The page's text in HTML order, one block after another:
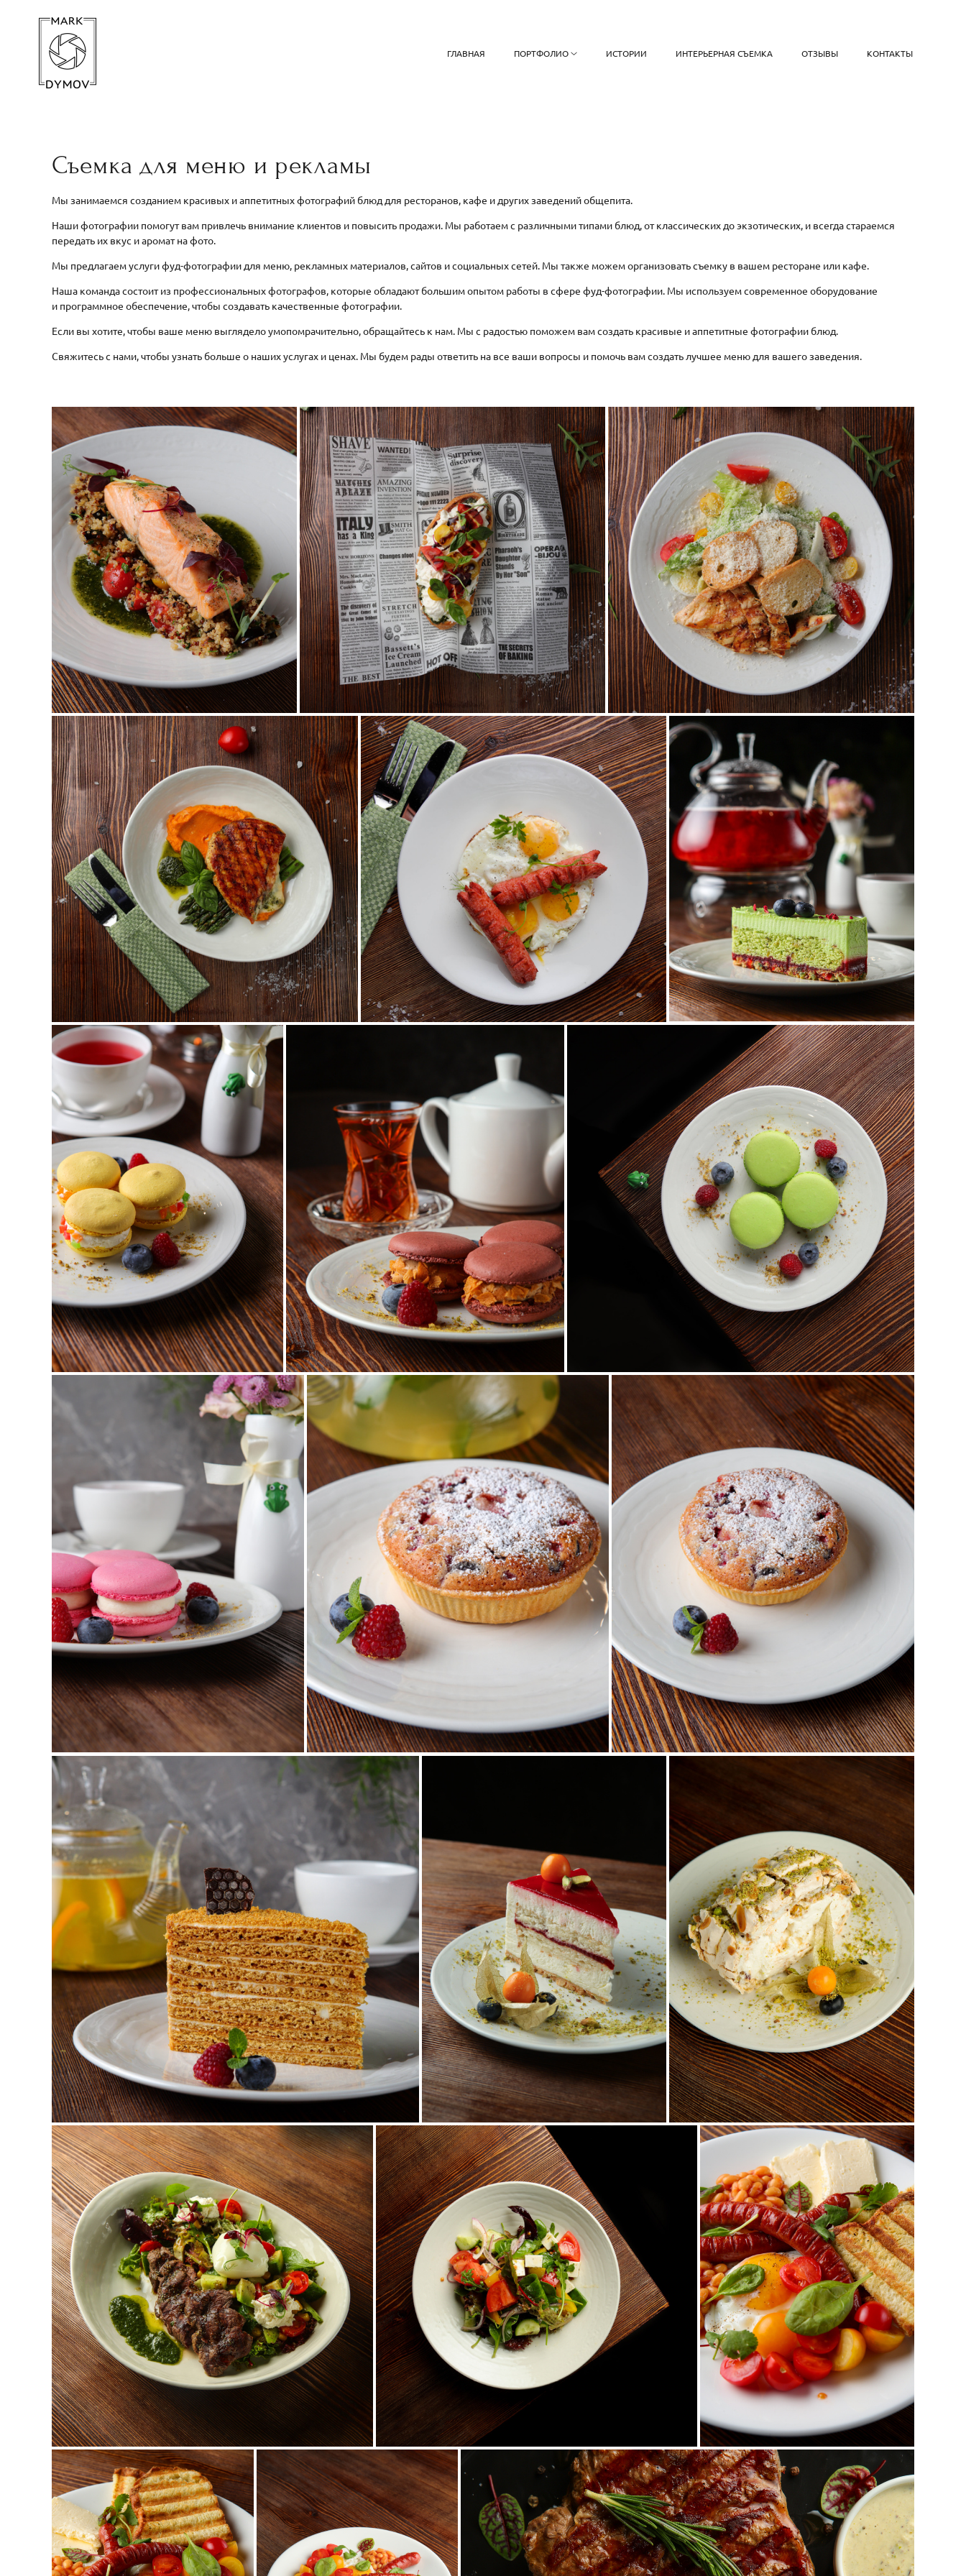
ГЛАВНАЯ ПОРТФОЛИО ИСТОРИИ ИНТЕРЬЕРНАЯ СЪЕМКА ОТЗЫВЫ КОНТАКТЫ
Съемка для меню и рекламы
Мы занимаемся созданием красивых и аппетитных фотографий блюд для ресторанов, кафе и других заведений общепита.
Наши фотографии помогут вам привлечь внимание клиентов и повысить продажи. Мы работаем с различными типами блюд, от классических до экзотических, и всегда стараемся
передать их вкус и аромат на фото.
Мы предлагаем услуги фуд-фотографии для меню, рекламных материалов, сайтов и социальных сетей. Мы также можем организовать съемку в вашем ресторане или кафе.
Наша команда состоит из профессиональных фотографов, которые обладают большим опытом работы в сфере фуд-фотографии. Мы используем современное оборудование
и программное обеспечение, чтобы создавать качественные фотографии.
Если вы хотите, чтобы ваше меню выглядело умопомрачительно, обращайтесь к нам. Мы с радостью поможем вам создать красивые и аппетитные фотографии блюд.
Свяжитесь с нами, чтобы узнать больше о наших услугах и ценах. Мы будем рады ответить на все ваши вопросы и помочь вам создать лучшее меню для вашего заведения.